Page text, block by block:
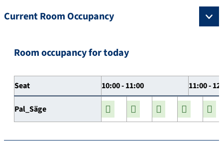
Current Room Occupancy
Room occupancy for today
Seat 10:00 - 11:00 11:00 -
Pal_Säge